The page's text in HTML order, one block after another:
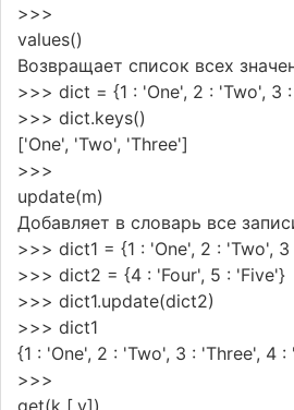
>>>
values()
Возвращает список всех
>>> dict = {1 : 'One', 2 : 'Two', 3
>>> dict.keys()
['One', 'Two', 'Three']
>>>
update(m)
Добавляет в словарь все
>>> dict1 = {1 : 'One', 2 : 'Two',
>>> dict2 = {4 : 'Four', 5 : 'Five'}
>>> dict1.update(dict2)
>>> dict1
{1 : 'One', 2 : 'Two', 3 : 'Three', 4
>>>
get(k [,v])